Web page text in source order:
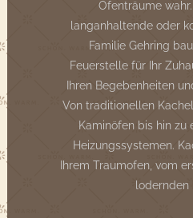
Ofenträume
langanhaltende oder
Familie Gehring
Feuerstelle für Ihr
Ihren Begebenheiten
Von traditionellen
Kaminöfen bis hin zu
Heizungssystemen.
Ihrem Traumofen, vom
lodernden